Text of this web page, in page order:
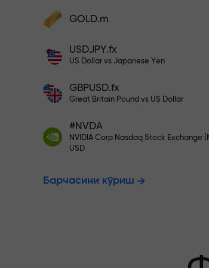
Ҳисобни тўлдиринг ва
бонус олинг. X1000 хато
қанча катта бўлса,
Ҳисобингизни $333
Рисксиз
X1000
GOLD.m
USDJPY.fx
US Dollar vs Japanese Yen
GBPUSD.fx
Great Britain Pound vs US Dollar
#NVDA
NVIDIA Corp Nasdaq Stock Exchange
USD
Барчасини кўриш